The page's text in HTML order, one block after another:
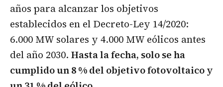
años para alcanzar los objetivos
establecidos en el Decreto-Ley 14/2020:
6.000 MW solares y 4.000 MW eólicos antes
del año 2030. Hasta la fecha, solo se ha
cumplido un 8 % del objetivo fotovoltaico y